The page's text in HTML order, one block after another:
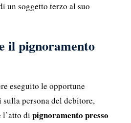
un soggetto terzo al suo
il pignoramento
eseguito le opportune
persona del debitore,
l’atto di pignoramento presso